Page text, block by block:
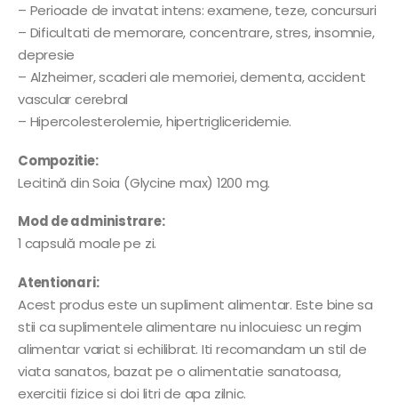
– Perioade de invatat intens: examene, teze, concursuri
– Dificultati de memorare, concentrare, stres, insomnie,
depresie
– Alzheimer, scaderi ale memoriei, dementa, accident
vascular cerebral
– Hipercolesterolemie, hipertrigliceridemie.
Compozitie:
Lecitină din Soia (Glycine max) 1200 mg.
Mod de administrare:
1 capsulă moale pe zi.
Atentionari:
Acest produs este un supliment alimentar. Este bine sa
stii ca suplimentele alimentare nu inlocuiesc un regim
alimentar variat si echilibrat. Iti recomandam un stil de
viata sanatos, bazat pe o alimentatie sanatoasa,
exercitii fizice si doi litri de apa zilnic.